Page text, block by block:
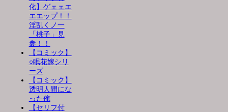
化】ゲェェエ
エエップ！！
淫乱くノ一
「桃子」見
参！！
【コミック】
○眠花嫁シリ
ーズ
【コミック】
透明人間にな
った俺
【セリフ付